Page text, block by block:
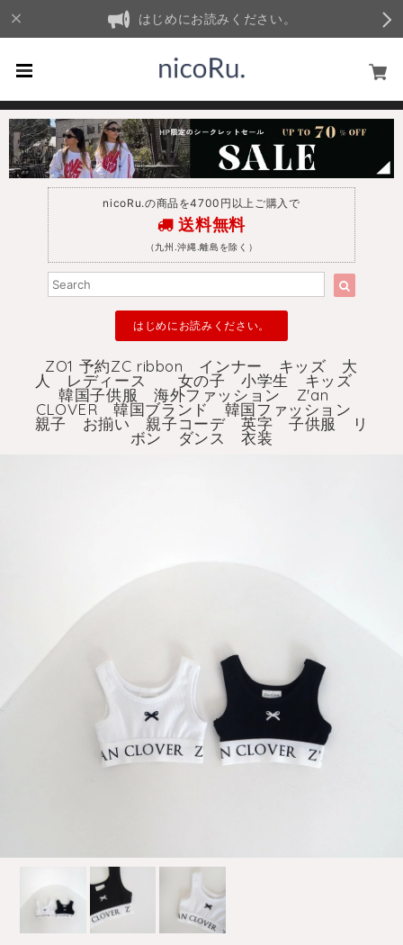
はじめにお読みください。
nicoRu.の商品を4700円以上ご購入で
送料無料
（九州.沖縄.離島を除く）
はじめにお読みください。
ZO1 予約ZC ribbon インナー キッズ 大
人 レディース 女の子 小学生 キッズ
韓国子供服 海外ファッション Z'an
CLOVER 韓国ブランド 韓国ファッション
親子 お揃い 親子コーデ 英字 子供服 リ
ボン ダンス 衣装